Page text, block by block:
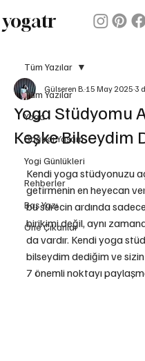
yogatr
Tüm Yazılar
Yoga
Sağlıklı Yaşam
Yogi Günlükleri
Rehberler
Baş Yazı
Öne Çıkanlar
Tüm Yazılar
Yoga Stüdyomu
Keşke Bilseydim
Gülseren B. 15 May 2025 3
Kendi yoga stüdyonuzu
getirmenin en heyecan
bu sürecin ardında
birikimi değil, aynı
da vardır. Kendi yoga
bilseydim dediğim ve
7 önemli noktayı